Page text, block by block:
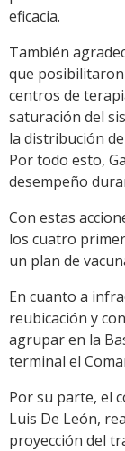
eficacia.
También
que posibilitaron
centros de
saturación del
la distribución
Por todo esto,
desempeño
Con estas
los cuatro
un plan de
En cuanto a
reubicación y
agrupar en la
terminal el
Por su parte, el
Luis De León,
proyección del